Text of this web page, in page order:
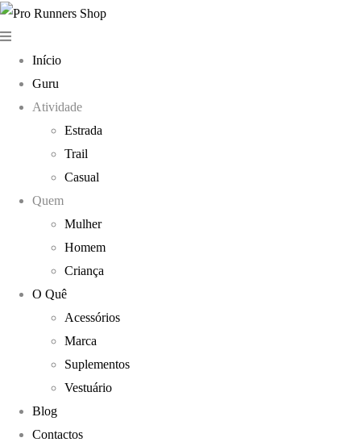
Início
Guru
Atividade
Estrada
Trail
Casual
Quem
Mulher
Homem
Criança
O Quê
Acessórios
Marca
Suplementos
Vestuário
Blog
Contactos